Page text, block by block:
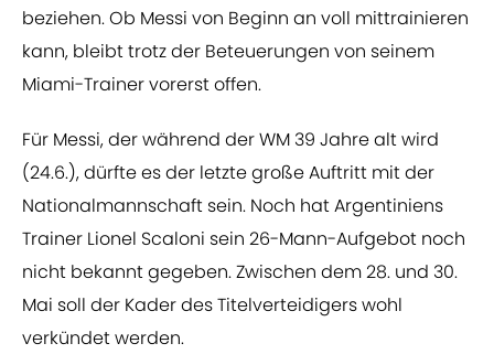
beziehen. Ob Messi von Beginn an voll mittrainieren
kann, bleibt trotz der Beteuerungen von seinem
Miami-Trainer vorerst offen.
Für Messi, der während der WM 39 Jahre alt wird
(24.6.), dürfte es der letzte große Auftritt mit der
Nationalmannschaft sein. Noch hat Argentiniens
Trainer Lionel Scaloni sein 26-Mann-Aufgebot noch
nicht bekannt gegeben. Zwischen dem 28. und 30.
Mai soll der Kader des Titelverteidigers wohl
verkündet werden.